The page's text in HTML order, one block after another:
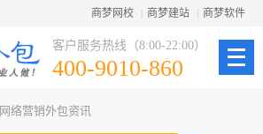
商梦网校 商梦建站 商梦软件
客户服务热线（8:00-22:00）
400-9010-860
网络营销外包资讯